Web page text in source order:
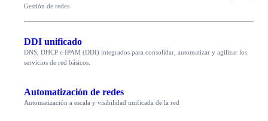
Gestión de redes
DDI unificado
DNS, DHCP e IPAM (DDI) integrados para consolidar, automatizar y agilizar los
servicios de red básicos.
Automatización de redes
Automatización a escala y visibilidad unificada de la red